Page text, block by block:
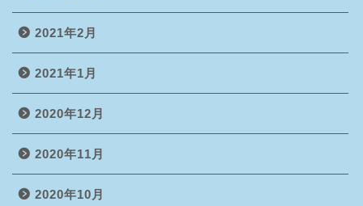
2021年2月
2021年1月
2020年12月
2020年11月
2020年10月